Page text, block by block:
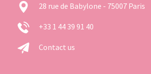
28 rue de Babylone - 75007 Paris
+33 1 44 39 91 40
Contact us